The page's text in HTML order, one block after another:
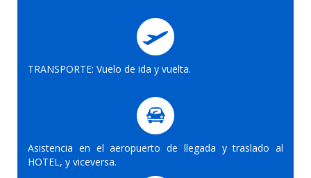
TRANSPORTE: Vuelo de ida y vuelta.
Asistencia en el aeropuerto de llegada y traslado al
HOTEL, y viceversa.